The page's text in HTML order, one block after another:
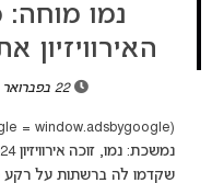
נמו מוחה:
האירוויזיון
22 בפברואר 2026
שקדמו לה ברשתות על רקע